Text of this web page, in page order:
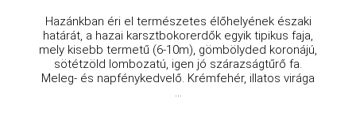
Hazánkban éri el természetes élőhelyének északi
határát, a hazai karsztbokorerdők egyik tipikus faja,
mely kisebb termetű (6-10m), gömbölyded koronájú,
sötétzöld lombozatú, igen jó szárazságtűrő fa.
Meleg- és napfénykedvelő. Krémfehér, illatos virága
...